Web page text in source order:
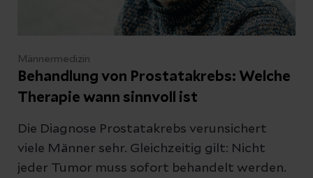
Männermedizin
Behandlung von Prostatakrebs: Welche
Therapie wann sinnvoll ist
Die Diagnose Prostatakrebs verunsichert
viele Männer sehr. Gleichzeitig gilt: Nicht
jeder Tumor muss sofort behandelt werden.